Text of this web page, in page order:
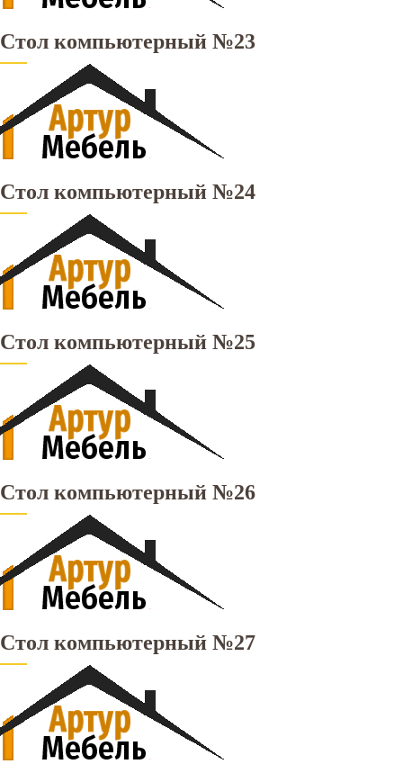
Стол компьютерный №23
Стол компьютерный №24
Стол компьютерный №25
Стол компьютерный №26
Стол компьютерный №27